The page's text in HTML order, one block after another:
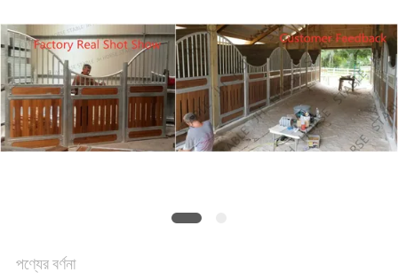
সাইট
ম্যাপ
গোপনীয়তা
নীতি
পণ্যের বর্ণনা